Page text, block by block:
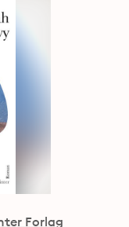
Forlag